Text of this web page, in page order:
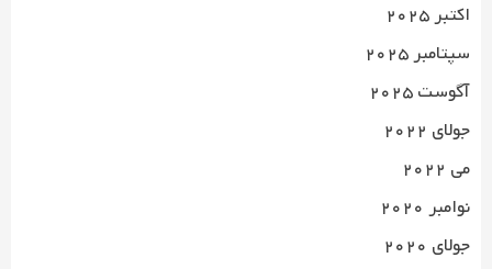
اکتبر 2025
سپتامبر 2025
آگوست 2025
جولای 2022
می 2022
نوامبر 2020
جولای 2020